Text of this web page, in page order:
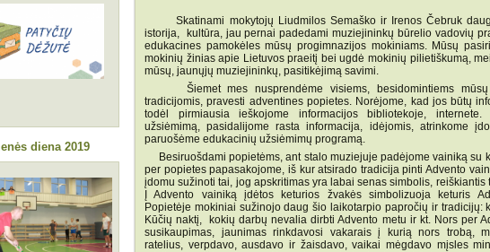
diena 2019
Skatinami mokytojų Liudmilos Semaško ir Irenos Čebruk
istorija, kultūra, jau pernai padedami muziejininkų būrelio vadovių
edukacines pamokėles mūsų progimnazijos mokiniams. Mūsų
mokinių žinias apie Lietuvos praeitį bei ugdė mokinių pilietiškumą,
mūsų, jaunųjų muziejininkų, pasitikėjimą savimi.
Šiemet mes nusprendėme visiems, besidomintiems mūsų
tradicijomis, pravesti adventines popietes. Norėjome, kad jos būtų
todėl pirmiausia ieškojome informacijos bibliotekoje,
užsiėmimą, pasidalijome rasta informacija, idėjomis, atrinkome
paruošėme edukacinių užsiėmimų programą.
Besiruošdami popietėms, ant stalo muziejuje padėjome vainiką su
per popietes papasakojome, iš kur atsirado tradicija pinti Advento
įdomu sužinoti tai, jog apskritimas yra labai senas simbolis, reiškiantis
Į Advento vainiką įdėtos keturios žvakės simbolizuoja keturis
Popietėje mokiniai sužinojo daug šio laikotarpio papročių ir tradicijų:
Kūčių naktį, kokių darbų nevalia dirbti Advento metu ir kt. Nors per
susikaupimas, jaunimas rinkdavosi vakarais į kurią nors trobą,
ratelius, verpdavo, ausdavo ir žaisdavo, vaikai mėgdavo mįsles